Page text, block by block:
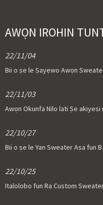
AWỌN IROHIN
22/11/04
Bii o ṣe le Ṣayẹwo Awọn
22/11/03
Awọn Okunfa Nilo lati Ṣe akiyesi
22/10/27
Bii o ṣe le Yan Sweater Aṣa fun
22/10/25
Italolobo fun Ra Custom